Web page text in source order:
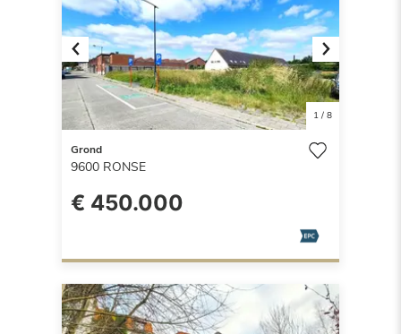
Previous Next
1/ 8
Grond
9600 RONSE
€ 450.000